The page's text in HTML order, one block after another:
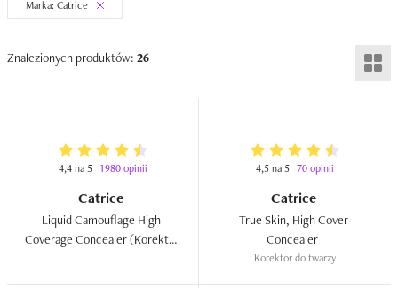
Marka: Catrice
Znalezionych produktów: 26
4,4 na 5 1980 opinii
Catrice
Liquid Camouflage High
Coverage Concealer (Korektor
4,5 na 5 70 opinii
Catrice
True Skin, High Cover
Korektor do twarzy